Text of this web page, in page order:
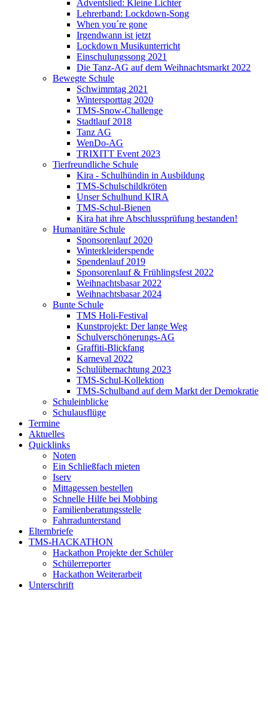
Adventslied: Kleine Lichter
Lehrerband: Lockdown-Song
When you´re gone
Irgendwann ist jetzt
Lockdown Musikunterricht
Einschulungssong 2021
Die Tanz-AG auf dem Weihnachtsmarkt 2022
Bewegte Schule
Schwimmtag 2021
Wintersporttag 2020
TMS-Snow-Challenge
Stadtlauf 2018
Tanz AG
WenDo-AG
TRIXITT Event 2023
Tierfreundliche Schule
Kira - Schulhündin in Ausbildung
TMS-Schulschildkröten
Unser Schulhund KIRA
TMS-Schul-Bienen
Kira hat ihre Abschlussprüfung bestanden!
Humanitäre Schule
Sponsorenlauf 2020
Winterkleiderspende
Spendenlauf 2019
Sponsorenlauf & Frühlingsfest 2022
Weihnachtsbasar 2022
Weihnachtsbasar 2024
Bunte Schule
TMS Holi-Festival
Kunstprojekt: Der lange Weg
Schulverschönerungs-AG
Graffiti-Blickfang
Karneval 2022
Schulübernachtung 2023
TMS-Schul-Kollektion
TMS-Schulband auf dem Markt der Demokratie
Schuleinblicke
Schulausflüge
Termine
Aktuelles
Quicklinks
Noten
Ein Schließfach mieten
Iserv
Mittagessen bestellen
Schnelle Hilfe bei Mobbing
Familienberatungsstelle
Fahrradunterstand
Elternbriefe
TMS-HACKATHON
Hackathon Projekte der Schüler
Schülerreporter
Hackathon Weiterarbeit
Unterschrift